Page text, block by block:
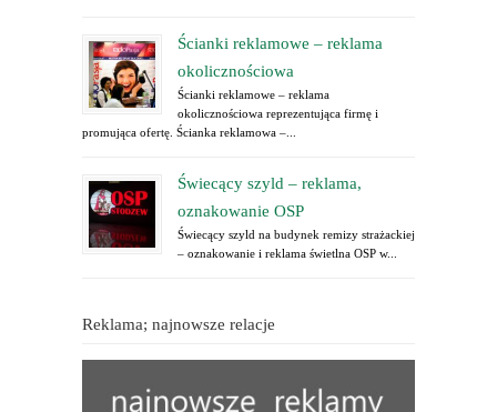
Ścianki reklamowe – reklama
okolicznościowa
Ścianki reklamowe – reklama
okolicznościowa reprezentująca firmę i
promująca ofertę. Ścianka reklamowa –...
Świecący szyld – reklama,
oznakowanie OSP
Świecący szyld na budynek remizy strażackiej
– oznakowanie i reklama świetlna OSP w...
Reklama; najnowsze relacje